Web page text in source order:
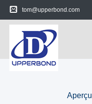
tom@upperbond.com
Aperçu